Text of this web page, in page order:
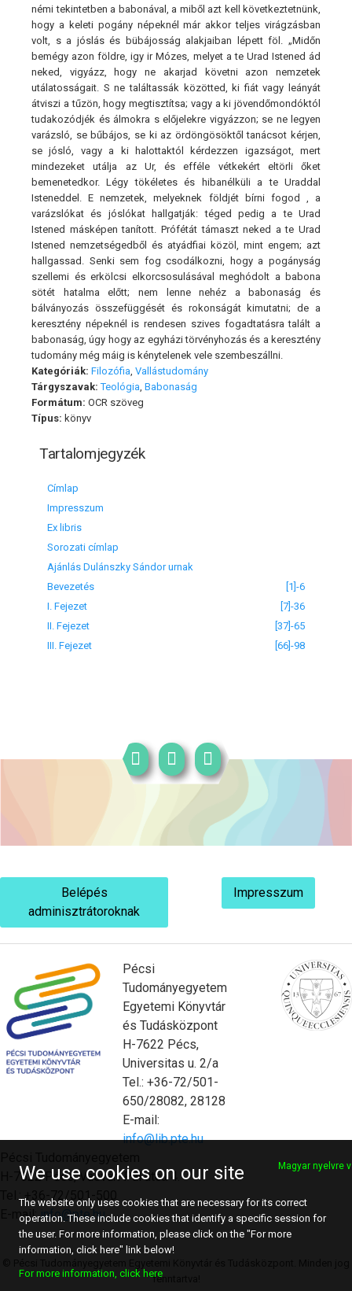
némi tekintetben a babonával, a miből azt kell következtetnünk,
hogy a keleti pogány népeknél már akkor teljes virágzásban
volt, s a jóslás és bübájosság alakjaiban lépett föl. „Midőn
bemégy azon földre, igy ir Mózes, melyet a te Urad Istened ád
neked, vigyázz, hogy ne akarjad követni azon nemzetek
utálatosságait. S ne találtassák közötted, ki fiát vagy leányát
átviszi a tűzön, hogy megtisztítsa; vagy a ki jövendőmondóktól
tudakozódjék és álmokra s előjelekre vigyázzon; se ne legyen
varázsló, se bűbájos, se ki az ördöngösöktől tanácsot kérjen,
se jósló, vagy a ki halottaktól kérdezzen igazságot, mert
mindezeket utálja az Ur, és efféle vétkekért eltörli őket
bemenetedkor. Légy tökéletes és hibanélküli a te Uraddal
Isteneddel. E nemzetek, melyeknek földjét bírni fogod , a
varázslókat és jóslókat hallgatják: téged pedig a te Urad
Istened másképen tanított. Prófétát támaszt neked a te Urad
Istened nemzetségedből és atyádfiai közöl, mint engem; azt
hallgassad. Senki sem fog csodálkozni, hogy a pogányság
szellemi és erkölcsi elkorcsosulásával meghódolt a babona
sötét hatalma előtt; nem lenne nehéz a babonaság és
bálványozás összefüggését és rokonságát kimutatni; de a
keresztény népeknél is rendesen szives fogadtatásra talált a
babonaság, úgy hogy az egyházi törvényhozás és a keresztény
tudomány még máig is kénytelenek vele szembeszállni.
Kategóriák: Filozófia Vallástudomány
Tárgyszavak: Teológia Babonaság
Formátum: OCR szöveg
Típus: könyv
Tartalomjegyzék
Címlap
Impresszum
Ex libris
Sorozati címlap
Ajánlás Dulánszky Sándor urnak
Bevezetés
[1]-6
I. Fejezet
[7]-36
II. Fejezet
[37]-65
III. Fejezet
[66]-98
Belépés
adminisztrátoroknak
Impresszum
Pécsi
Tudományegyetem
Egyetemi Könyvtár
és Tudásközpont
H-7622 Pécs,
Universitas u. 2/a
Tel.: +36-72/501-
650/28082, 28128
E-mail:
info@lib.pte.hu
H-7622 Pécs, Vasvári Pál utca 4.
Tel.: +36-72/501-500
E-mail:info@pte.hu
fenntartva!
We use cookies on our site Magyar nyelvre
The website only uses cookies that are necessary for its correct
operation. These include cookies that identify a specific session for
the user. For more information, please click on the "For more
information, click here" link below!
For more information, click here